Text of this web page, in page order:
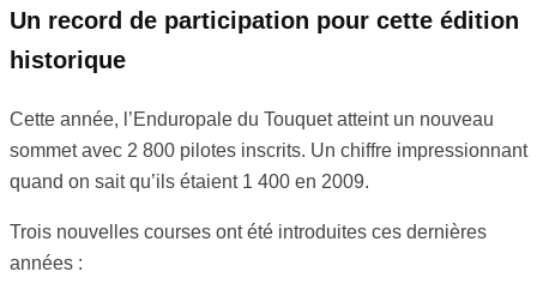
Un record de participation pour cette édition
historique
Cette année, l’Enduropale du Touquet atteint un nouveau
sommet avec 2 800 pilotes inscrits. Un chiffre impressionnant
quand on sait qu’ils étaient 1 400 en 2009.
Trois nouvelles courses ont été introduites ces dernières
années :